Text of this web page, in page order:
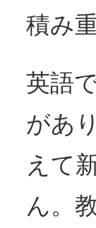
積み
英語
があ
えて
ん。